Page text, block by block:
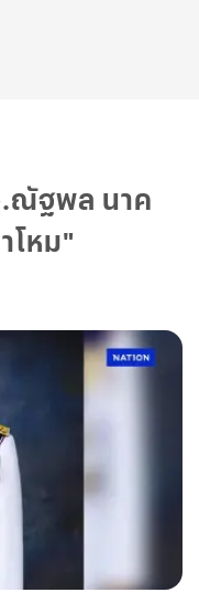
.ณัฐพล นาค
โหม"